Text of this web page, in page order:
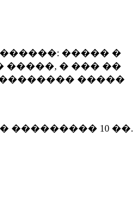
����� �
� ��� ��
�����
��������� 10 ��.